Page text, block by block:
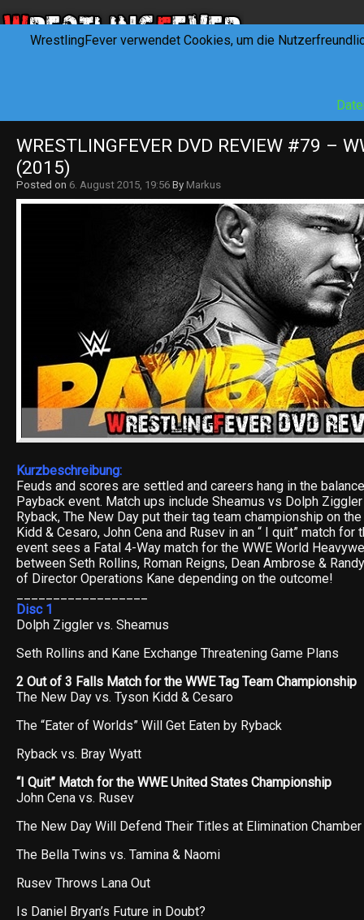
WRESTLINGFEVER DVD REVIEW #79 –
(2015)
Posted on 6. August 2015, 19:56 By Markus
Kurzbeschreibung:
Feuds and scores are settled and careers hang in the
Payback event. Match ups include Sheamus vs Dolph
Ryback, The New Day put their tag team championship on
Kidd & Cesaro, John Cena and Rusev in an “ I quit” match for
event sees a Fatal 4-Way match for the WWE World
between Seth Rollins, Roman Reigns, Dean Ambrose &
of Director Operations Kane depending on the outcome!
Disc 1
Dolph Ziggler vs. Sheamus
Seth Rollins and Kane Exchange Threatening Game Plans
2 Out of 3 Falls Match for the WWE Tag Team Championship
The New Day vs. Tyson Kidd & Cesaro
The “Eater of Worlds” Will Get Eaten by Ryback
Ryback vs. Bray Wyatt
“I Quit” Match for the WWE United States Championship
John Cena vs. Rusev
The New Day Will Defend Their Titles at Elimination Chamber
The Bella Twins vs. Tamina & Naomi
Rusev Throws Lana Out
Is Daniel Bryan’s Future in Doubt?
WrestlingFever verwendet Cookies, um die